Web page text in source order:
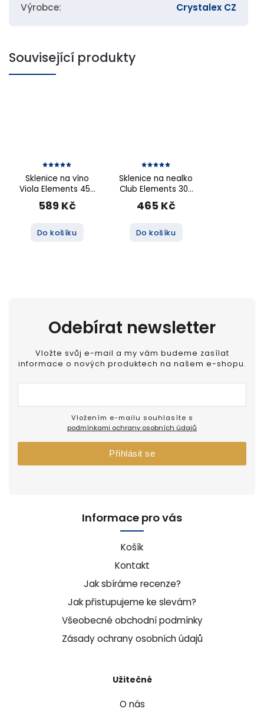
Výrobce: Crystalex CZ
Související produkty
Sklenice na víno
Viola Elements 450
ml, 6 ks (mix
dekorů)
589 Kč
Do košíku
Sklenice na nealko
Club Elements 300
ml, 6 ks (mix
dekorů)
465 Kč
Do košíku
Odebírat newsletter
Vložte svůj e-mail a my vám budeme zasílat
informace o nových produktech na našem e-shopu.
podmínkami ochrany osobních údajů
Přihlásit se
Informace pro vás
Košík
Kontakt
Jak sbíráme recenze?
Jak přistupujeme ke slevám?
Všeobecné obchodní podmínky
Zásady ochrany osobních údajů
Užitečné
O nás